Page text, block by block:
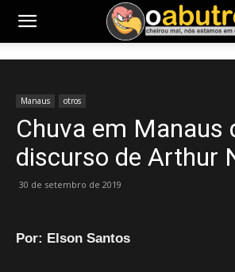
Manaus otros
Chuva em Manaus
discurso de Arthur
30 de setembro de 2019
Por: Elson Santos